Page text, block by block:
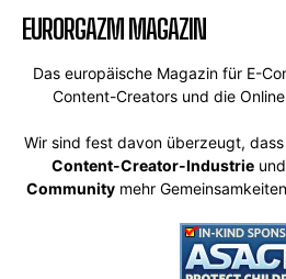
EURORGAZM MAGAZIN
Das europäische Magazin für E-
Content-Creators und die
Wir sind fest davon überzeugt,
Content-Creator-Industrie
Community mehr